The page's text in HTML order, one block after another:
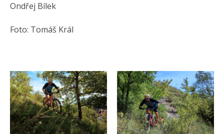
Ondřej Bílek
Foto: Tomáš Král